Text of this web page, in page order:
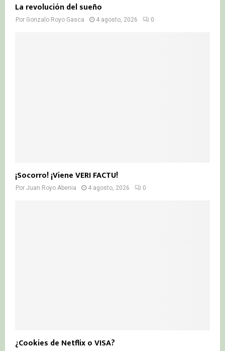
La revolución del sueño
Por Gonzalo Royo Gasca 4 agosto, 2026 0
¡Socorro! ¡Viene VERI FACTU!
Por Juan Royo Abenia 4 agosto, 2026 0
¿Cookies de Netflix o VISA?